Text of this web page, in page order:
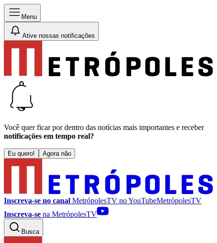
Menu
Ative nossas notificações
Você quer ficar por dentro das notícias mais importantes e receber
notificações em tempo real?
Eu quero! Agora não
Inscreva-se no canal MetrópolesTV noYouTubeMetrópolesTV
Inscreva-se na MetrópolesTV
Busca